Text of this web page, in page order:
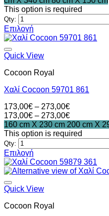
273,00€
through
This option is required
Qty:
Επιλογή
Αυτό
το
προϊόν
πολλαπλές
Οι
μπορούν
να
επιλεγούν
στη
σελίδα
του
προϊόντος
Quick View
Cocoon Royal
Χαλί Cocoon 59701 861
173,00€ – 273,00€Price
range:
173,00€
through
173,00€ – 273,00€Price
range:
173,00€
273,00€
160 cm X 230 cm 200 cm X
This option is required
Qty:
Επιλογή
Αυτό
το
προϊόν
έχει
παραλλαγές.
Quick View
Cocoon Royal